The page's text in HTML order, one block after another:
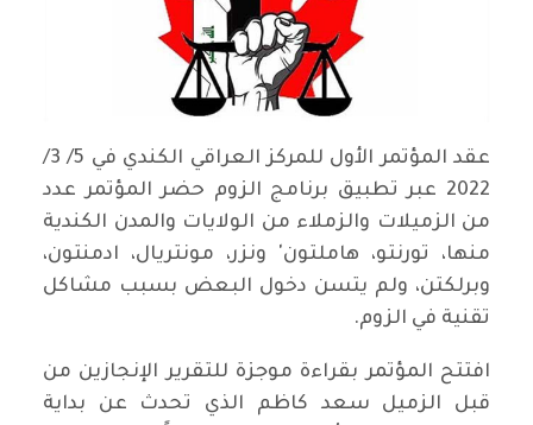
عقد المؤتمر الأول للمركز العراقي الكندي في 5/ 3/
2022 عبر تطبيق برنامج الزوم حضر المؤتمر عدد
من الزميلات والزملاء من الولايات والمدن الكندية
منها، تورنتو، هاملتون' ونزر، مونتريال، ادمنتون،
وبرلكتن، ولم يتسن دخول البعض بسبب مشاكل
تقنية في الزوم.
افتتح المؤتمر بقراءة موجزة للتقرير الإنجازين من
قبل الزميل سعد كاظم الذي تحدث عن بداية